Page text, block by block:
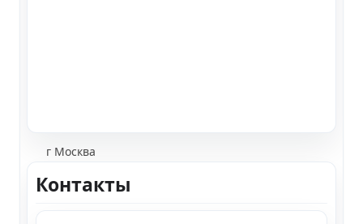
г Москва
Контакты